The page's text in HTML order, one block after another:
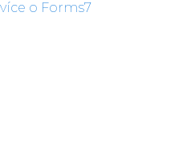
více o Forms7